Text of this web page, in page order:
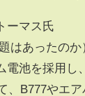
ーマス氏
はあったの
電池を採用し
、B777やエ